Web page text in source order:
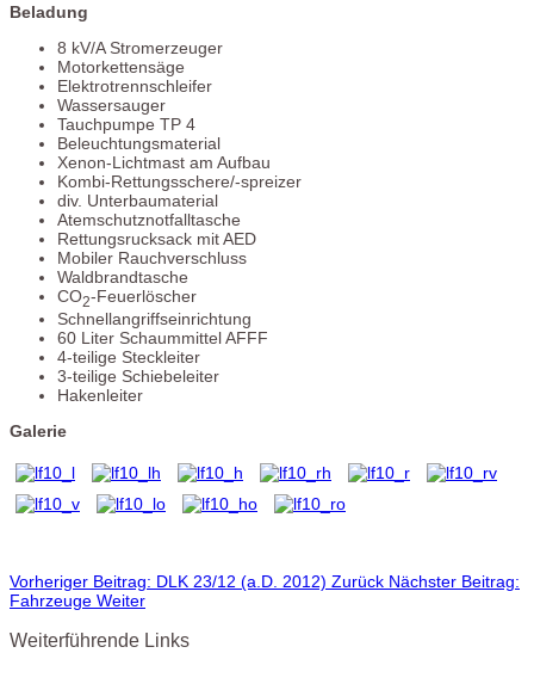
Beladung
8 kV/A Stromerzeuger
Motorkettensäge
Elektrotrennschleifer
Wassersauger
Tauchpumpe TP 4
Beleuchtungsmaterial
Xenon-Lichtmast am Aufbau
Kombi-Rettungsschere/-spreizer
div. Unterbaumaterial
Atemschutznotfalltasche
Rettungsrucksack mit AED
Mobiler Rauchverschluss
Waldbrandtasche
CO2-Feuerlöscher
Schnellangriffseinrichtung
60 Liter Schaummittel AFFF
4-teilige Steckleiter
3-teilige Schiebeleiter
Hakenleiter
Galerie
Vorheriger Beitrag: DLK 23/12 (a.D. 2012) Zurück Nächster Beitrag:
Fahrzeuge Weiter
Weiterführende Links